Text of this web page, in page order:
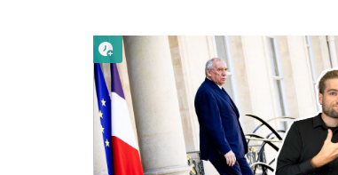
Lire plus tard